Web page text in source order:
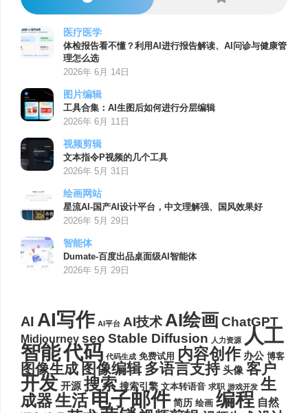
医疗医学
体检报告看不懂？利用AI进行报告解读、AI问诊与健康管
理怎么选
2026年 6月 14日
图片编辑
工具合集：AI生图后如何进行分层编辑
2026年 6月 11日
视频剪辑
文本指令P视频的几个工具
2026年 5月 31日
绘画网站
星流AI-国产AI设计平台，中文理解强、国风效果好
2026年 5月 29日
智能体
Dumate-百度出品桌面级AI智能体
2026年 5月 29日
AI AI写作 AI平台 AI技术AI绘画ChatGPT
Midjourney seo Stable Diffusion 人力资源 人工
智能代码 代码生成 免费试用 内容创作 办公 博客
图像生成 图像编辑 多语言支持 头像 客户
开发 开源 搜索 搜索引擎 文本转语音 求职 游戏开发 生
成器生活电子邮件 简历 绘画 编程 自然